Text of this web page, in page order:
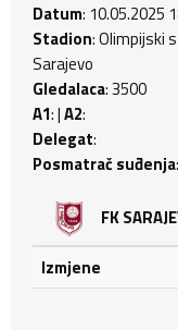
Datum: 10.05.2025
Stadion: Olimpijski
Sarajevo
Gledalaca: 3500
A1: |A2:
Delegat:
Posmatrač suđenja:
FK
Izmjene